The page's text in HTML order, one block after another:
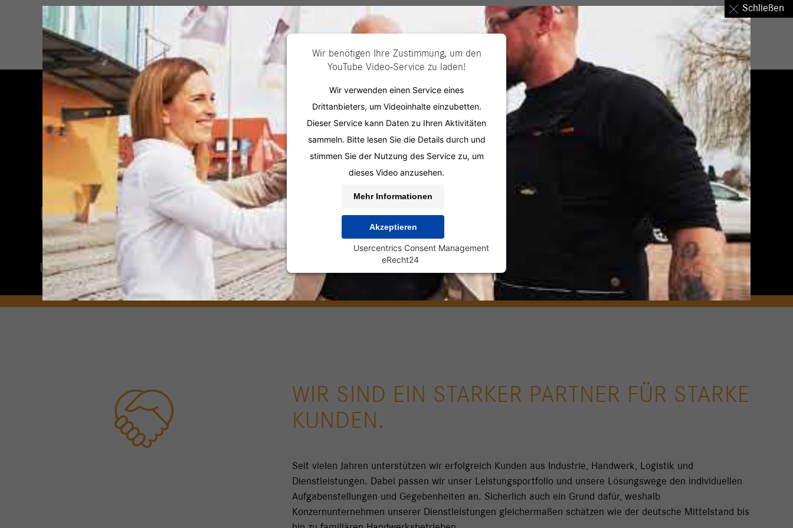
Schließen
Wir benötigen Ihre Zustimmung, um den
YouTube Video-Service zu laden!
Wir verwenden einen Service eines
Drittanbieters, um Videoinhalte einzubetten.
Dieser Service kann Daten zu Ihren Aktivitäten
sammeln. Bitte lesen Sie die Details durch und
stimmen Sie der Nutzung des Service zu, um
dieses Video anzusehen.
Mehr Informationen
Akzeptieren
Usercentrics Consent Management
eRecht24
Für Bewerber Für Unternehmen Über uns Login
DIE PERSONAL PROFILER
Unsere Referenzen
WIR SIND EIN STARKER PARTNER FÜR STARKE
KUNDEN.
Seit vielen Jahren unterstützen wir erfolgreich Kunden aus Industrie, Handwerk, Logistik und
Dienstleistungen. Dabei passen wir unser Leistungsportfolio und unsere Lösungswege den individuellen
Aufgabenstellungen und Gegebenheiten an. Sicherlich auch ein Grund dafür, weshalb
Konzernunternehmen unserer Dienstleistungen gleichermaßen schätzen wie der deutsche Mittelstand bis